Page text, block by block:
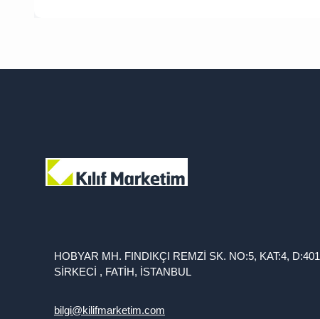
HOBYAR MH. FINDIKÇI REMZİ SK. NO:5, KAT:4, D:401
SİRKECİ , FATİH, İSTANBUL
bilgi@kilifmarketim.com